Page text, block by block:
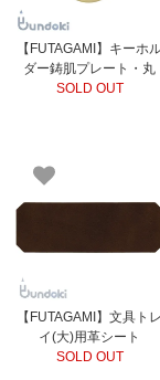
【FUTAGAMI】キーホ
ダー鋳肌プレート・丸
SOLD OUT
【FUTAGAMI】文具トレ
イ(大)用革シート
SOLD OUT